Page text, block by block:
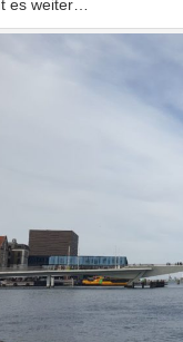
es weiter…